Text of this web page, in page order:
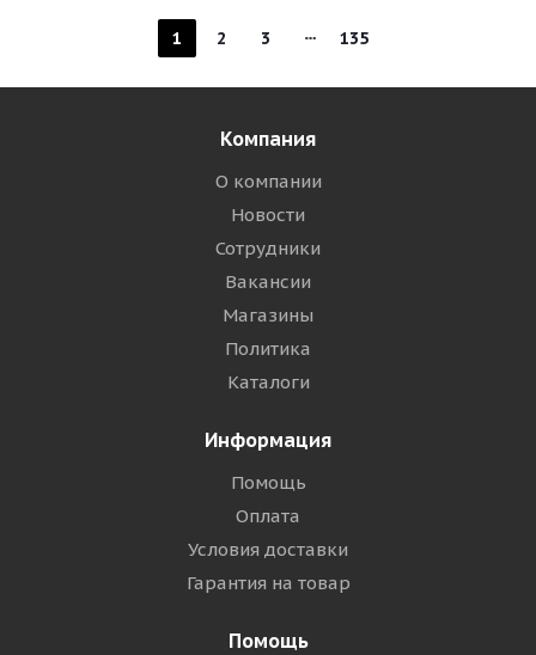
1 2 3 135
Компания
О компании
Новости
Сотрудники
Вакансии
Магазины
Политика
Каталоги
Информация
Помощь
Оплата
Условия доставки
Гарантия на товар
Помощь